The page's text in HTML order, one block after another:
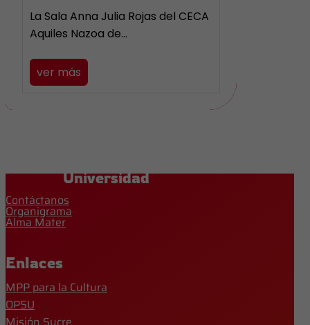
La Sala Anna Julia Rojas del CECA
Aquiles Nazoa de…
ver más
Universidad
Contáctanos
Organigrama
Alma Mater
Enlaces
MPP para la Cultura
OPSU